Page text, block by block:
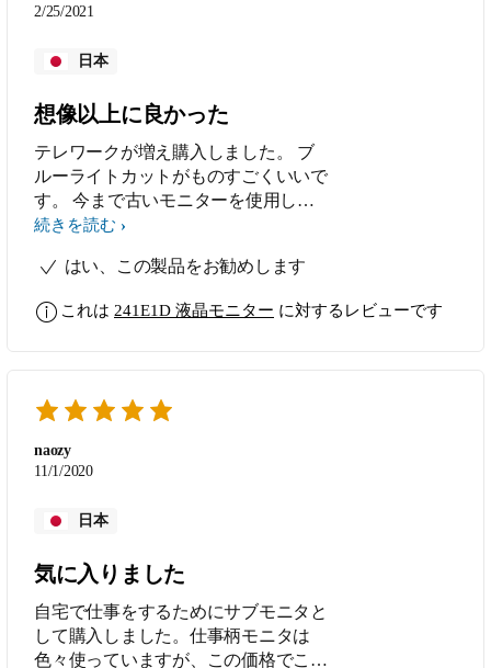
2/25/2021
日本
想像以上に良かった
テレワークが増え購入しました。 ブ
ルーライトカットがものすごくいいで
す。 今まで古いモニターを使用して
いましたが目の疲れがひどく今回この
かったです。
続きを読む
はい、この製品をお勧めします
これは 241E1D 液晶モニター に対するレビューです
naozy
11/1/2020
日本
気に入りました
自宅で仕事をするためにサブモニタと
して購入しました。仕事柄モニタは
色々使っていますが、この価格でこの